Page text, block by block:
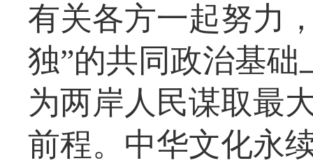
有关各方一起努力
独”的共同政治基
为两岸人民谋取最
前程。中华文化永